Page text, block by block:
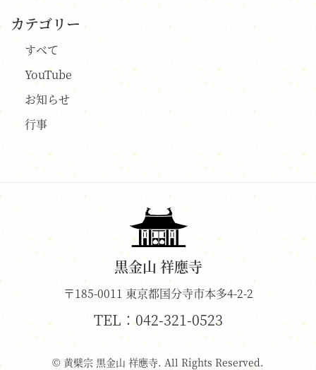
カテゴリー
すべて
YouTube
お知らせ
行事
黒金山 祥應寺
〒185-0011 東京都国分寺市本多4-2-2
TEL：042-321-0523
© 黄檗宗 黒金山 祥應寺. All Rights Reserved.